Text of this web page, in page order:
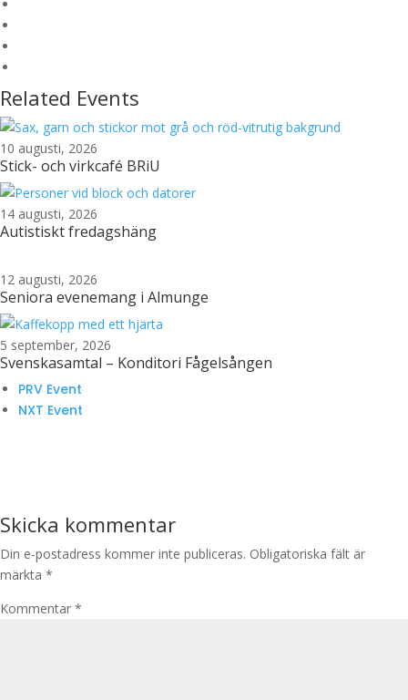
Related Events
10 augusti, 2026
Stick- och virkcafé BRiU
14 augusti, 2026
Autistiskt fredagshäng
12 augusti, 2026
Seniora evenemang i Almunge
5 september, 2026
Svenskasamtal – Konditori Fågelsången
PRV Event
NXT Event
Skicka kommentar
Din e-postadress kommer inte publiceras. Obligatoriska fält är
märkta *
Kommentar *